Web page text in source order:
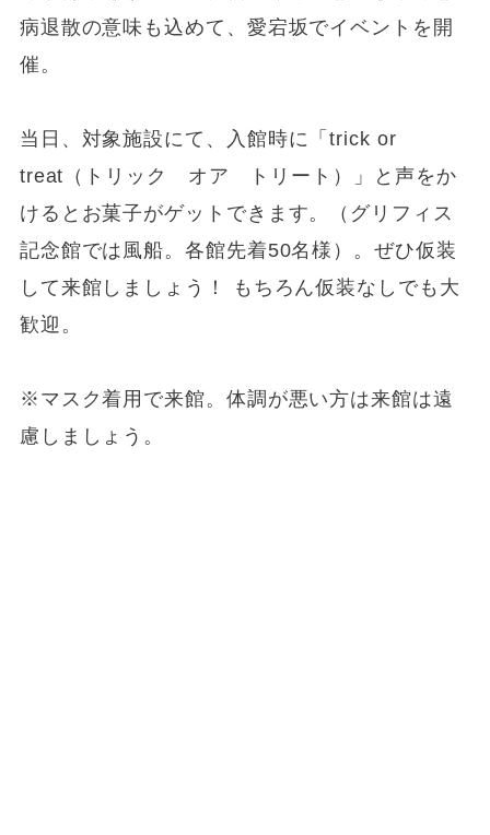
病退散の意味も込めて、愛宕坂でイベントを開
催。
当日、対象施設にて、入館時に「trick or
treat（トリック オア トリート）」と声をか
けるとお菓子がゲットできます。（グリフィス
記念館では風船。各館先着50名様）。ぜひ仮装
して来館しましょう！ もちろん仮装なしでも大
歓迎。
※マスク着用で来館。体調が悪い方は来館は遠
慮しましょう。